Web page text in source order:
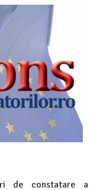
de constatare a